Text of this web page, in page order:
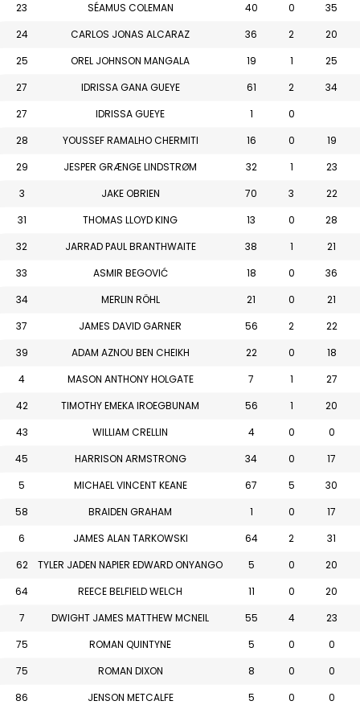
23
SÉAMUS COLEMAN 40 0
35
24
CARLOS JONAS ALCARAZ 36 2
20
25
OREL JOHNSON MANGALA 19 1
25
27
IDRISSA GANA GUEYE 61 2
34
27
IDRISSA GUEYE 1
0
28
YOUSSEF RAMALHO CHERMITI 16 0
19
29
JESPER GRÆNGE LINDSTRØM 32 1
23
3
JAKE OBRIEN 70 3
22
31
THOMAS LLOYD KING 13 0
28
32
JARRAD PAUL BRANTHWAITE 38 1
21
33
ASMIR BEGOVIĆ 18 0
36
34
MERLIN RÖHL 21 0
21
37
JAMES DAVID GARNER 56 2
22
39
ADAM AZNOU BEN CHEIKH 22 0
18
4
MASON ANTHONY HOLGATE 7 1
27
42
TIMOTHY EMEKA IROEGBUNAM 56 1
20
43
WILLIAM CRELLIN 4 0
0
45
HARRISON ARMSTRONG 34 0
17
5
MICHAEL VINCENT KEANE 67 5
30
58
BRAIDEN GRAHAM 1 0
17
6
JAMES ALAN TARKOWSKI 64 2
31
62
TYLER JADEN NAPIER EDWARD ONYANGO 5 0
20
64
REECE BELFIELD WELCH 11 0
20
7
DWIGHT JAMES MATTHEW MCNEIL 55 4
23
75
ROMAN QUINTYNE 5 0
0
75
ROMAN DIXON 8 0
0
86
JENSON METCALFE 5 0
0